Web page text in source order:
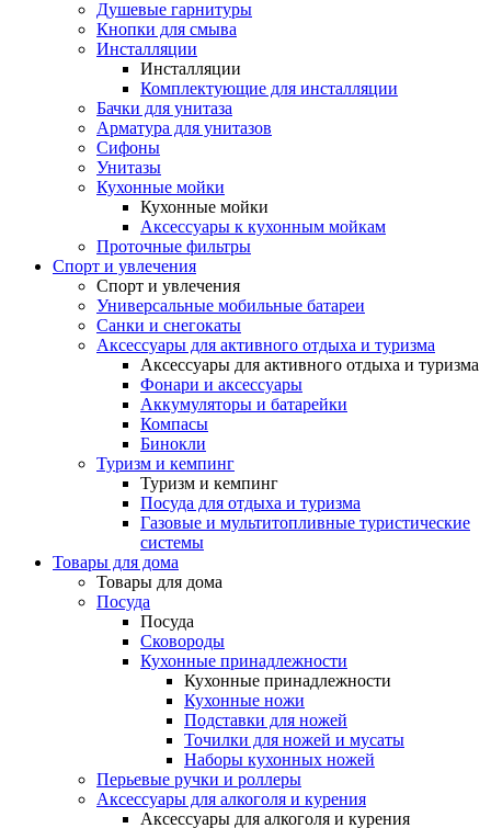
Душевые гарнитуры
Кнопки для смыва
Инсталляции
Инсталляции
Комплектующие для инсталляции
Бачки для унитаза
Арматура для унитазов
Сифоны
Унитазы
Кухонные мойки
Кухонные мойки
Аксессуары к кухонным мойкам
Проточные фильтры
Спорт и увлечения
Спорт и увлечения
Универсальные мобильные батареи
Санки и снегокаты
Аксессуары для активного отдыха и туризма
Аксессуары для активного отдыха и туризма
Фонари и аксессуары
Аккумуляторы и батарейки
Компасы
Бинокли
Туризм и кемпинг
Туризм и кемпинг
Посуда для отдыха и туризма
Газовые и мультитопливные туристические
системы
Товары для дома
Товары для дома
Посуда
Посуда
Сковороды
Кухонные принадлежности
Кухонные принадлежности
Кухонные ножи
Подставки для ножей
Точилки для ножей и мусаты
Наборы кухонных ножей
Перьевые ручки и роллеры
Аксессуары для алкоголя и курения
Аксессуары для алкоголя и курения